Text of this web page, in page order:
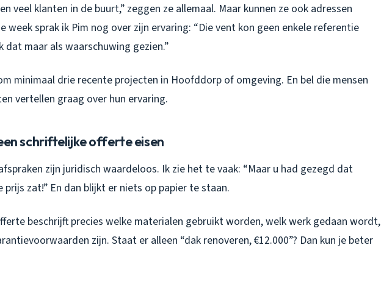
veel klanten in de buurt,” zeggen ze allemaal. Maar kunnen ze ook adressen
week sprak ik Pim nog over zijn ervaring: “Die vent kon geen enkele referentie
dat maar als waarschuwing gezien.”
minimaal drie recente projecten in Hoofddorp of omgeving. En bel die mensen
vertellen graag over hun ervaring.
schriftelijke offerte eisen
zijn juridisch waardeloos. Ik zie het te vaak: “Maar u had gezegd dat
prijs zat!” En dan blijkt er niets op papier te staan.
beschrijft precies welke materialen gebruikt worden, welk werk gedaan wordt,
zijn. Staat er alleen “dak renoveren, €12.000”? Dan kun je beter